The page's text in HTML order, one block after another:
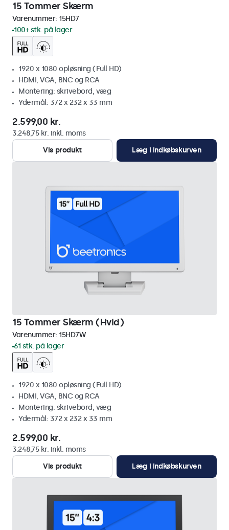
15 Tommer Skærm
Varenummer: 15HD7
100+ stk. på lager
1920 x 1080 opløsning (Full HD)
HDMI, VGA, BNC og RCA
Montering: skrivebord, væg
Ydermål: 372 x 232 x 33 mm
2.599,00 kr.
3.248,75 kr. inkl. moms
Vis produkt
Læg i indkøbskurven
15 Tommer Skærm (Hvid)
Varenummer: 15HD7W
61 stk. på lager
1920 x 1080 opløsning (Full HD)
HDMI, VGA, BNC og RCA
Montering: skrivebord, væg
Ydermål: 372 x 232 x 33 mm
2.599,00 kr.
3.248,75 kr. inkl. moms
Vis produkt
Læg i indkøbskurven